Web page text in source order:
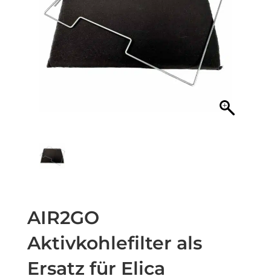
AIR2GO
Aktivkohlefilter als
Ersatz für Elica